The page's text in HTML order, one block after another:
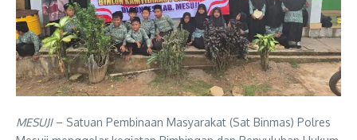
MESUJI– Satuan Pembinaan Masyarakat (Sat Binmas) Polres